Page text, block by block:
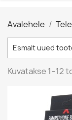
Avalehele
Очистить
Цена
€
Производители
Esmalt uued
Kuvatakse 1–12